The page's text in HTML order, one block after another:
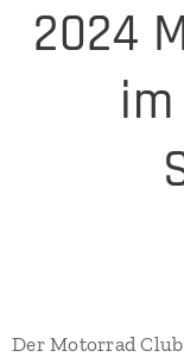
2024
Der Motorrad